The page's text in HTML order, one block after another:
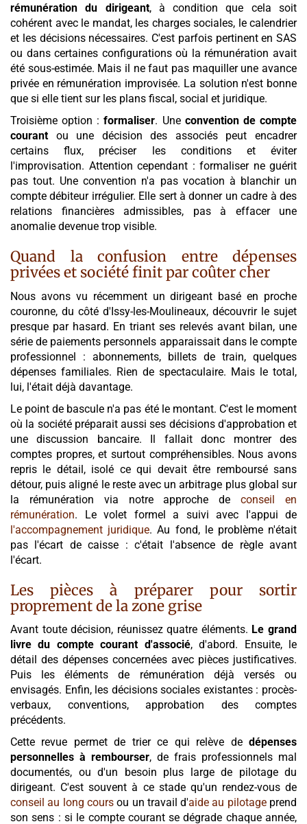
rémunération du dirigeant, à condition que cela soit
cohérent avec le mandat, les charges sociales, le calendrier
et les décisions nécessaires. C'est parfois pertinent en SAS
ou dans certaines configurations où la rémunération avait
été sous-estimée. Mais il ne faut pas maquiller une avance
privée en rémunération improvisée. La solution n'est bonne
que si elle tient sur les plans fiscal, social et juridique.
Troisième option :formaliser. Une convention de compte
courant ou une décision des associés peut encadrer
certains flux, préciser les conditions et éviter
l'improvisation. Attention cependant : formaliser ne guérit
pas tout. Une convention n'a pas vocation à blanchir un
compte débiteur irrégulier. Elle sert à donner un cadre à des
relations financières admissibles, pas à effacer une
anomalie devenue trop visible.
Quand la confusion entre dépenses
privées et société finit par coûter cher
Nous avons vu récemment un dirigeant basé en proche
couronne, du côté d'Issy-les-Moulineaux, découvrir le sujet
presque par hasard. En triant ses relevés avant bilan, une
série de paiements personnels apparaissait dans le compte
professionnel : abonnements, billets de train, quelques
dépenses familiales. Rien de spectaculaire. Mais le total,
lui, l'était déjà davantage.
Le point de bascule n'a pas été le montant. C'est le moment
où la société préparait aussi ses décisions d'approbation et
une discussion bancaire. Il fallait donc montrer des
comptes propres, et surtout compréhensibles. Nous avons
repris le détail, isolé ce qui devait être remboursé sans
détour, puis aligné le reste avec un arbitrage plus global sur
la rémunération via notre approche deconseil en
rémunération. Le volet formel a suivi avec l'appui de
l'accompagnement juridique. Au fond, le problème n'était
pas l'écart de caisse : c'était l'absence de règle avant
l'écart.
Les pièces à préparer pour sortir
proprement de la zone grise
Avant toute décision, réunissez quatre éléments. Le grand
livre du compte courant d'associé, d'abord. Ensuite, le
détail des dépenses concernées avec pièces justificatives.
Puis les éléments de rémunération déjà versés ou
envisagés. Enfin, les décisions sociales existantes : procès-
verbaux, conventions, approbation des comptes
précédents.
Cette revue permet de trier ce qui relève de dépenses
personnelles à rembourser, de frais professionnels mal
documentés, ou d'un besoin plus large de pilotage du
dirigeant. C'est souvent à ce stade qu'un rendez-vous de
conseil au long coursou un travail d'aide au pilotageprend
son sens : si le compte courant se dégrade chaque année,